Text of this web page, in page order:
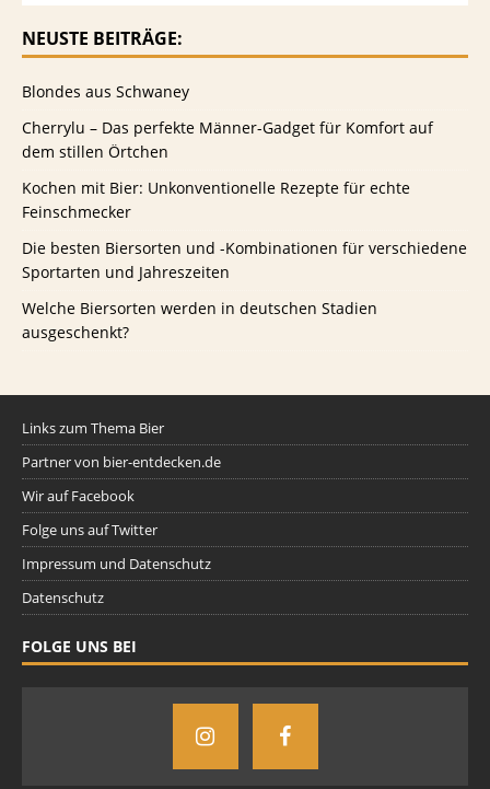
NEUSTE BEITRÄGE:
Blondes aus Schwaney
Cherrylu – Das perfekte Männer-Gadget für Komfort auf
dem stillen Örtchen
Kochen mit Bier: Unkonventionelle Rezepte für echte
Feinschmecker
Die besten Biersorten und -Kombinationen für verschiedene
Sportarten und Jahreszeiten
Welche Biersorten werden in deutschen Stadien
ausgeschenkt?
Links zum Thema Bier
Partner von bier-entdecken.de
Wir auf Facebook
Folge uns auf Twitter
Impressum und Datenschutz
Datenschutz
FOLGE UNS BEI